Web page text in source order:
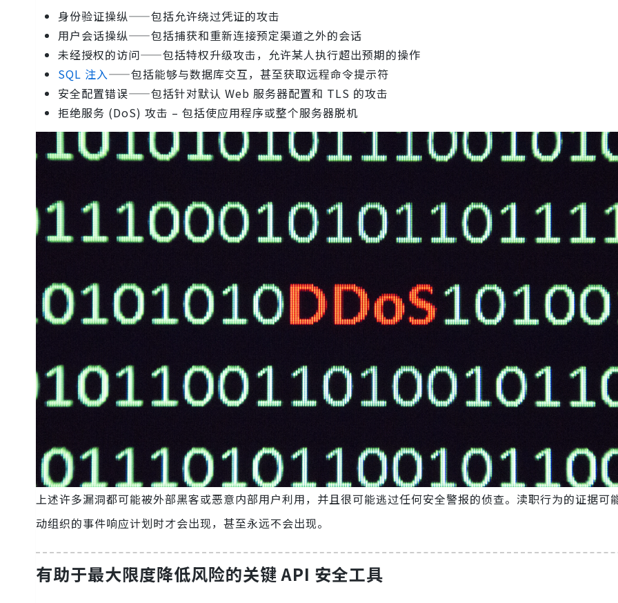
身份验证操纵——包括允许绕过凭证的攻击
用户会话操纵——包括捕获和重新连接预定渠道之外的会话
未经授权的访问——包括特权升级攻击，允许某人执行超出预期的操作
SQL 注入——包括能够与数据库交互，甚至获取远程命令提示符
安全配置错误——包括针对默认 Web 服务器配置和 TLS 的攻击
拒绝服务 (DoS) 攻击 – 包括使应用程序或整个服务器脱机
上述许多漏洞都可能被外部黑客或恶意内部用户利用，并且很可能逃过任何安全警报的侦查。渎职行为的证据可
动组织的事件响应计划时才会出现，甚至永远不会出现。
有助于最大限度降低风险的关键 API 安全工具